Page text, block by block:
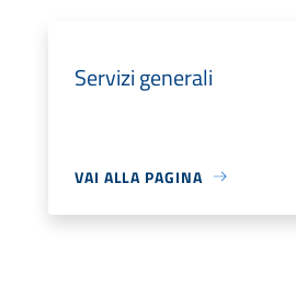
Servizi generali
VAI ALLA PAGINA